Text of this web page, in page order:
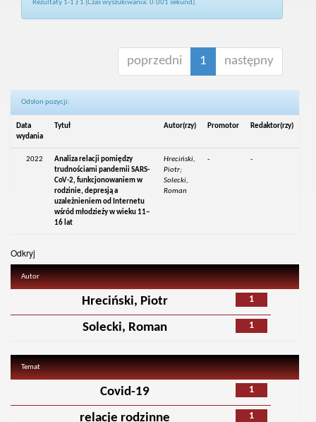
Rezultaty 1-1 z 1 (Czas wyszukiwania: 0.001 sekund).
poprzedni 1 następny
Odsłon pozycji:
Data
wydania
Tytuł Autor(rzy) Promotor Redaktor(rzy)
2022
Analiza relacji pomiędzy
trudnościami pandemii SARS-
CoV-2, funkcjonowaniem w
rodzinie, depresją a
uzależnieniem od Internetu
wśród młodzieży w wieku 11–
16 lat
Hreciński,
Piotr;
Solecki,
Roman
- -
Odkryj
Autor
1
Hreciński, Piotr
1
Solecki, Roman
Temat
1
Covid-19
1
relacje rodzinne